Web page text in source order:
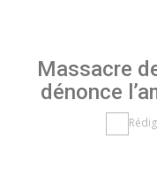
Massacre
dénonce